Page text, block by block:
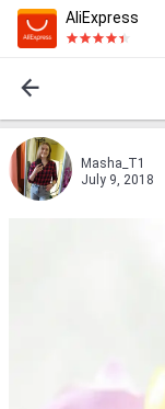
AliExpress
Masha_T1
July 9, 2018